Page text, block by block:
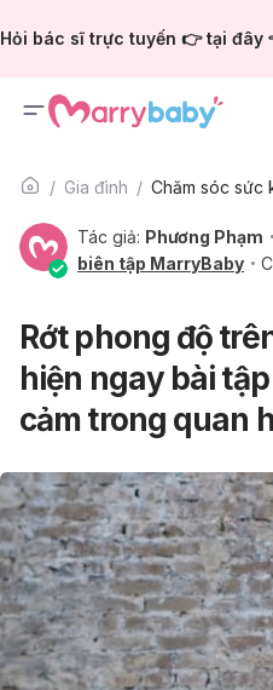
Hỏi bác sĩ trực tuyến 👉 tại đây
Gia đình
Tác giả: Phương Phạm
biên tập MarryBaby
Rớt phong độ
hiện ngay bài
cảm trong quan